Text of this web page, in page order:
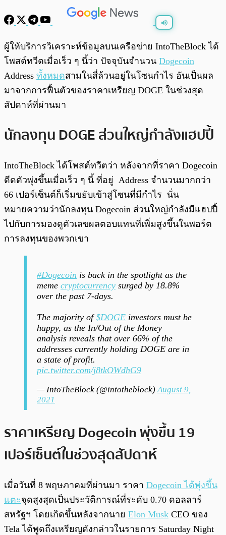
พร้อมเล่น
ผู้ให้บริการวิเคราะห์ข้อมูลบนเครือข่าย IntoTheBlock ได้
โพสต์ทวีตเมื่อเร็ว ๆ นี้ว่า ปัจจุบันจำนวน Dogecoin
Address ทั้งหมดสามในสี่ล้วนอยู่ในโซนกำไร อันเป็นผล
มาจากการฟื้นตัวของราคาเหรียญ DOGE ในช่วงสุด
สัปดาห์ที่ผ่านมา
นักลงทุน DOGE ส่วนใหญ่กำลังแฮปปี้
IntoTheBlock ได้โพสต์ทวีตว่า หลังจากที่ราคา Dogecoin
ดีดตัวพุ่งขึ้นเมื่อเร็ว ๆ นี้ ที่อยู่ Address จำนวนมากกว่า
66 เปอร์เซ็นต์ก็เริ่มขยับเข้าสู่โซนที่มีกำไร นั่น
หมายความว่านักลงทุน Dogecoin ส่วนใหญ่กำลังมีแฮปปี้
ไปกับการมองดูตัวเลขผลตอบแทนที่เพิ่มสูงขึ้นในพอร์ต
การลงทุนของพวกเขา
#Dogecoin is back in the spotlight as the
meme cryptocurrency surged by 18.8%
over the past 7-days.
The majority of$DOGE investors must be
happy, as the In/Out of the Money
analysis reveals that over 66% of the
addresses currently holding DOGE are in
a state of profit.
pic.twitter.com/j8tkOWdhG9
— IntoTheBlock (@intotheblock)August 9,
2021
ราคาเหรียญ Dogecoin พุ่งขึ้น 19
เปอร์เซ็นต์ในช่วงสุดสัปดาห์
เมื่อวันที่ 8 พฤษภาคมที่ผ่านมา ราคา Dogecoin ได้พุ่งขึ้น
แตะจุดสูงสุดเป็นประวัติการณ์ที่ระดับ 0.70 ดอลลาร์
สหรัฐฯ โดยเกิดขึ้นหลังจากนาย Elon Musk CEO ของ
Tela ได้พูดถึงเหรียญดังกล่าวในรายการ Saturday Night